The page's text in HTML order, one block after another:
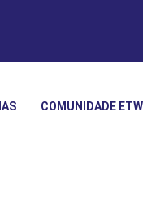
COMUNIDADE